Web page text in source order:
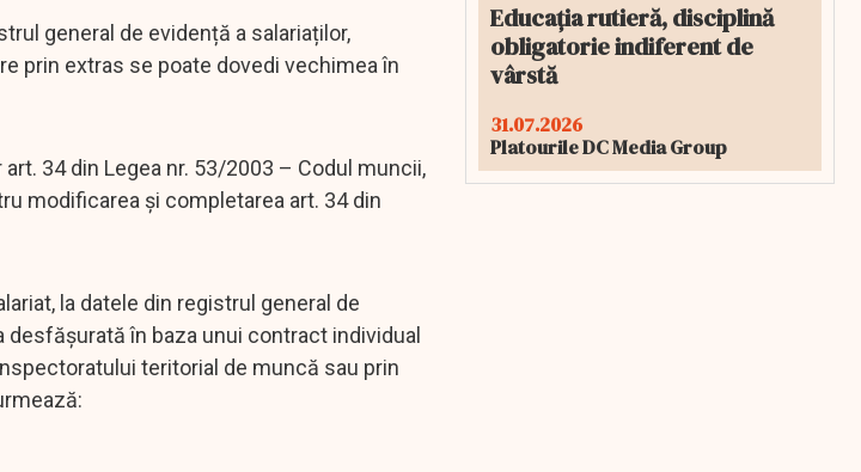
general de evidență a salariaților,
prin extras se poate dovedi vechimea în
34 din Legea nr. 53/2003 – Codul muncii,
modificarea și completarea art. 34 din
la datele din registrul general de
în baza unui contract individual
teritorial de muncă sau prin
Educația rutieră, disciplină
obligatorie indiferent de
vârstă
31.07.2026
Platourile DC Media Group